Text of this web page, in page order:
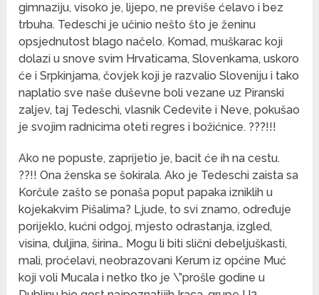
gimnaziju, visoko je, lijepo, ne previše ćelavo i bez
trbuha. Tedeschi je učinio nešto što je ženinu
opsjednutost blago načelo. Komad, muškarac koji
dolazi u snove svim Hrvaticama, Slovenkama, uskoro
će i Srpkinjama, čovjek koji je razvalio Sloveniju i tako
naplatio sve naše duševne boli vezane uz Piranski
zaljev, taj Tedeschi, vlasnik Cedevite i Neve, pokušao
je svojim radnicima oteti regres i božićnice. ???!!!
Ako ne popuste, zaprijetio je, bacit će ih na cestu.
??!! Ona ženska se šokirala. Ako je Tedeschi zaista sa
Korčule zašto se ponaša poput papaka izniklih u
kojekakvim Pišalima? Ljude, to svi znamo, određuje
porijeklo, kućni odgoj, mjesto odrastanja, izgled,
visina, duljina, širina… Mogu li biti slični debeljuškasti,
mali, proćelavi, neobrazovani Kerum iz općine Muć
koji voli Mucala i netko tko je \”prošle godine u